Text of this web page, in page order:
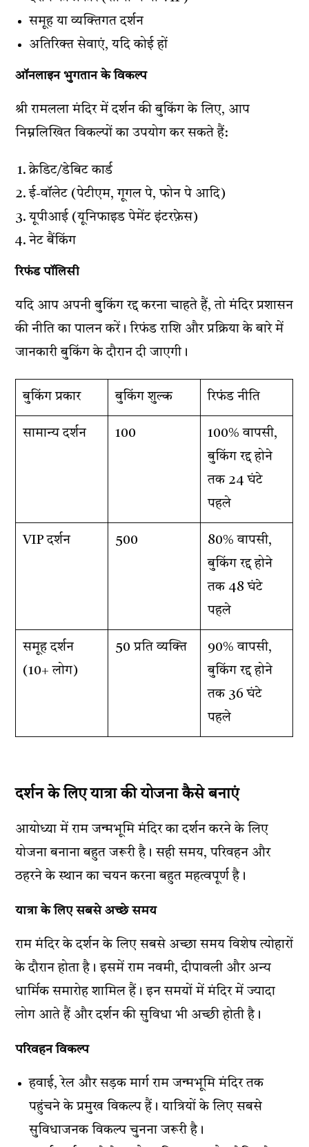
समूह या व्यक्तिगत दर्शन
अतिरिक्त सेवाएं, यदि कोई हों
ऑनलाइन भुगतान के विकल्प
श्री रामलला मंदिर में दर्शन की बुकिंग के लिए, आप
निम्नलिखित विकल्पों का उपयोग कर सकते हैं:
क्रेडिट/डेबिट कार्ड
ई-वॉलेट (पेटीएम, गूगल पे, फोन पे आदि)
यूपीआई (यूनिफाइड पेमेंट इंटरफ़ेस)
नेट बैंकिंग
रिफंड पॉलिसी
यदि आप अपनी बुकिंग रद्द करना चाहते हैं, तो मंदिर प्रशासन
की नीति का पालन करें। रिफंड राशि और प्रक्रिया के बारे में
जानकारी बुकिंग के दौरान दी जाएगी।
बुकिंग प्रकार बुकिंग शुल्क रिफंड नीति
सामान्य दर्शन ₹100
100% वापसी,
बुकिंग रद्द होने
तक 24 घंटे
पहले
VIP दर्शन ₹500
80% वापसी,
बुकिंग रद्द होने
तक 48 घंटे
पहले
समूह दर्शन
(10+ लोग)
₹50 प्रति व्यक्ति
90% वापसी,
बुकिंग रद्द होने
तक 36 घंटे
पहले
दर्शन के लिए यात्रा की योजना कैसे बनाएं
आयोध्या में राम जन्मभूमि मंदिर का दर्शन करने के लिए
योजना बनाना बहुत जरूरी है। सही समय, परिवहन और
ठहरने के स्थान का चयन करना बहुत महत्वपूर्ण है।
यात्रा के लिए सबसे अच्छे समय
राम मंदिर के दर्शन के लिए सबसे अच्छा समय विशेष त्योहारों
के दौरान होता है। इसमें राम नवमी, दीपावली और अन्य
धार्मिक समारोह शामिल हैं। इन समयों में मंदिर में ज्यादा
लोग आते हैं और दर्शन की सुविधा भी अच्छी होती है।
परिवहन विकल्प
हवाई, रेल और सड़क मार्ग राम जन्मभूमि मंदिर तक
पहुंचने के प्रमुख विकल्प हैं। यात्रियों के लिए सबसे
सुविधाजनक विकल्प चुनना जरूरी है।